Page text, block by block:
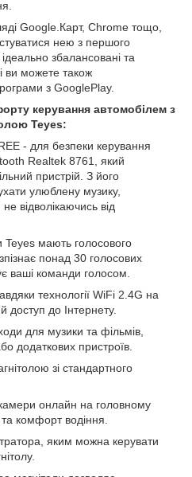
Google.Карт, Chrome тощо,
нею з першого
збалансовані та
ви можете також
з GooglePlay.
керування автомобілем з
Teyes:
- для безпеки керування
Realtek 8761, який
пристрій. З його
улюблену музику,
відволікаючись від
Teyes мають голосового
понад 30 голосових
ваші команди голосом.
технології WiFi 2.4G на
доступ до Інтернету.
для музики та фільмів,
додаткових пристроїв.
зі стандартного
онлайн на головному
комфорт водіння.
яким можна керувати